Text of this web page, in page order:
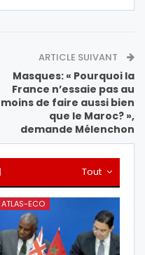
ARTICLE SUIVANT
Masques: « Pourquoi la
France n’essaie pas au
moins de faire aussi bien
que le Maroc? »,
demande Mélenchon
Tout
ATLAS-ECO